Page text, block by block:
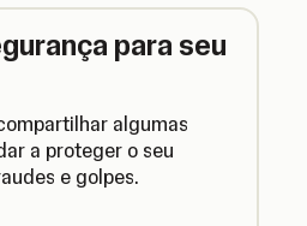
para seu
algumas
a proteger o seu
e golpes.